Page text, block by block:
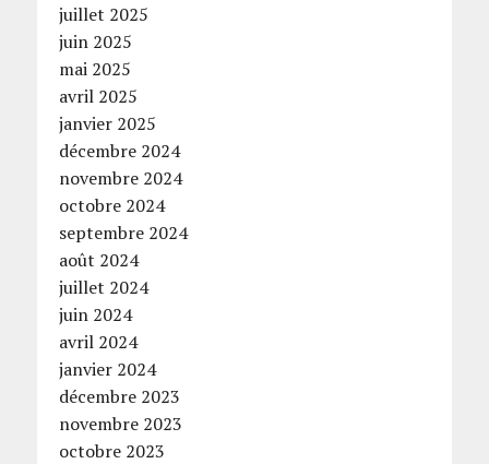
juillet 2025
juin 2025
mai 2025
avril 2025
janvier 2025
décembre 2024
novembre 2024
octobre 2024
septembre 2024
août 2024
juillet 2024
juin 2024
avril 2024
janvier 2024
décembre 2023
novembre 2023
octobre 2023